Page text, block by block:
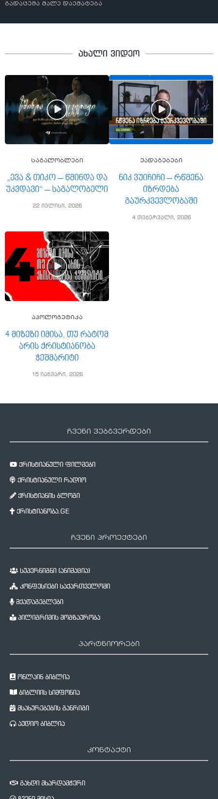
გადაცემა მალე დაემატება
ახალი ვიდეო
საგალობლები
„ევა & თიკო – წმინდა და
უკვდავი“ – საგალობელი
22 ივლისი, 2026
ქადაგებები
ნიკ ვუიჩიჩი – რწმენა
იზრდება
გაურკვევლობაში
4 თებერვალი, 2026
აპოლოგეტიკა
4 მიზეზი იმისა, თუ რატომ
არის ქრისტიანობა
ჭეშმარიტი
15 იანვარი, 2026
ჩვენი ვებგვერდები
ქრისტიანული ფილმები
ქრისტიანული რადიო
ქრისტიანის ბლოგი
ქრისტიანობა.GE
ჩვენი პროექტები
სუპერწიგნი (ანიმაცია)
კონფესიები საქართველოში
მქადაგებლები
პილიგრიმის მოგზაურობა
პარტნიორები
ონლაინ ბიბლია
ბიბლიის სიმფონია
მსახურებების განრიგი
აუდიო ბიბლია
კონტაქტი
გახდი მხარდამჭერი